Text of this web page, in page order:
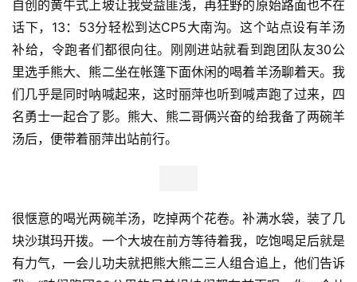
自创的黄牛式上坡让我受益匪浅，再狂野的原始路面也不在
话下，13：53分轻松到达CP5大南沟。这个站点设有羊汤
补给，令跑者们都很向往。刚刚进站就看到跑团队友30公
里选手熊大、熊二坐在帐篷下面休闲的喝着羊汤聊着天。我
们几乎是同时呐喊起来，这时丽萍也听到喊声跑了过来，四
名勇士一起合了影。熊大、熊二哥俩兴奋的给我备了两碗羊
汤后，便带着丽萍出站前行。
很惬意的喝光两碗羊汤，吃掉两个花卷。补满水袋，装了几
块沙琪玛开拨。一个大坡在前方等待着我，吃饱喝足后就是
有力气，一会儿功夫就把熊大熊二三人组合追上，他们告诉